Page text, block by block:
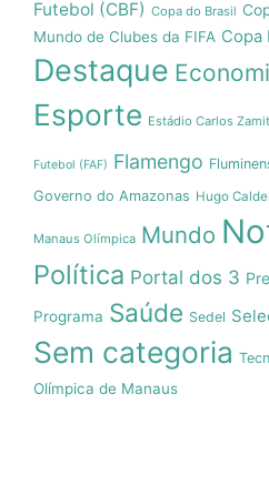
Futebol (CBF) Copa do Brasil
Mundo de Clubes da FIFA Copa
Destaque
Esporte Estádio Carlos
Futebol (FAF) Flamengo
Governo do Amazonas Hugo
Manaus Olímpica Mundo
Política Portal dos 3
Programa Saúde Sedel
Sem categoria
Olímpica de Manaus